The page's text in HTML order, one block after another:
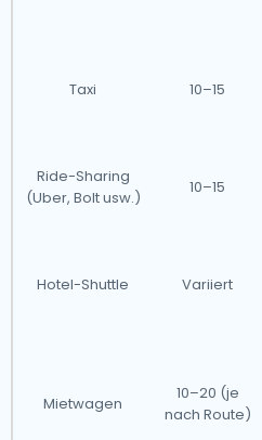
Taxi 10–15
Ride-Sharing
(Uber, Bolt usw.)
10–15
Hotel-Shuttle Variiert
Mietwagen
10–20 (je
nach Route)